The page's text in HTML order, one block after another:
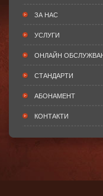
ЗА НАС
УСЛУГИ
ОНЛАЙН
СТАНДАРТИ
АБОНАМЕНТ
КОНТАКТИ